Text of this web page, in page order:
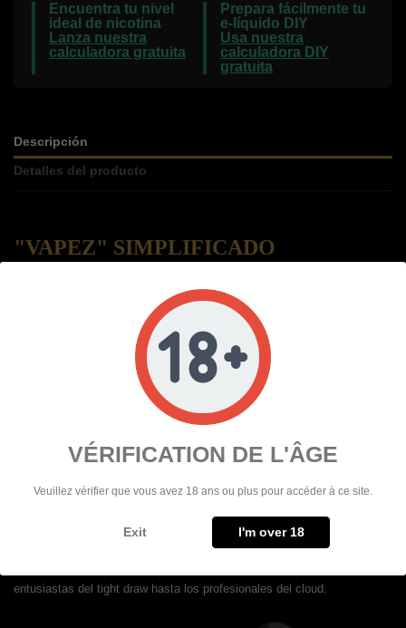
Encuentra tu nivel
ideal de nicotina
Lanza nuestra
calculadora gratuita
Prepara fácilmente tu
e-líquido DIY
Usa nuestra
calculadora DIY
gratuita
Descripción
Detalles del producto
"VAPEZ" SIMPLIFICADO
Eleaf, empresa especializada en la fabricación de equipos para
cigarrillos electrónicos, acaba de presentar su último modelo de caja, el
iStick Power Mono, que ha sido claramente diseñado para mejorar la
experiencia del vapeador. El nuevo modelo presenta un diseño
ergonómico, con unas dimensiones compactas de 85,8 x 39,5 x 32 mm
y un asa de cuero suave para un agarre cómodo. Para mantener el
aspecto elegante de la caja, se recomienda utilizar un atomizador con
proporciona una autonomía satisfactoria para su uso durante todo el
mediante un cable USB Type-C (suministrado) con tecnología de carga
rápida de 2A. La potencia de la caja puede variar entre 1 y 80W, lo que
entusiastas del tight draw hasta los profesionales del cloud.
VÉRIFICATION DE L'ÂGE
Veuillez vérifier que vous avez 18 ans ou plus pour accéder à ce site.
Exit I'm over 18